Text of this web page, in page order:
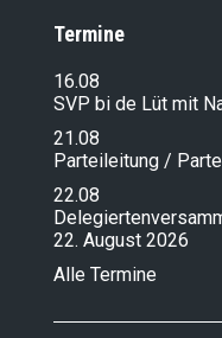
Termine
16.08
SVP bi de Lüt mit
21.08
Parteileitung /
22.08
22. August 2026
Alle Termine